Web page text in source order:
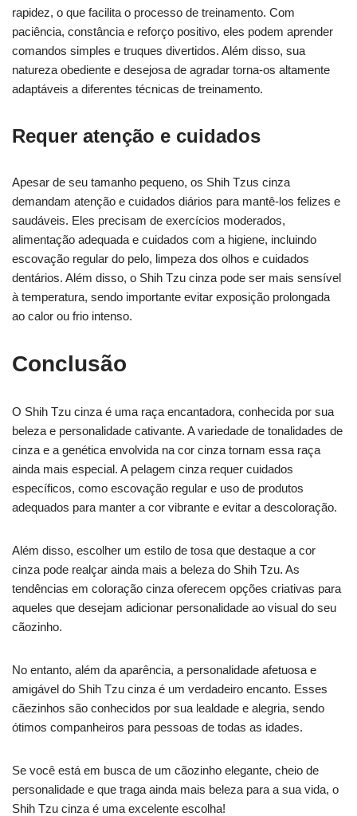
rapidez, o que facilita o processo de treinamento. Com
paciência, constância e reforço positivo, eles podem aprender
comandos simples e truques divertidos. Além disso, sua
natureza obediente e desejosa de agradar torna-os altamente
adaptáveis a diferentes técnicas de treinamento.
Requer atenção e cuidados
Apesar de seu tamanho pequeno, os Shih Tzus cinza
demandam atenção e cuidados diários para mantê-los felizes e
saudáveis. Eles precisam de exercícios moderados,
alimentação adequada e cuidados com a higiene, incluindo
escovação regular do pelo, limpeza dos olhos e cuidados
dentários. Além disso, o Shih Tzu cinza pode ser mais sensível
à temperatura, sendo importante evitar exposição prolongada
ao calor ou frio intenso.
Conclusão
O Shih Tzu cinza é uma raça encantadora, conhecida por sua
beleza e personalidade cativante. A variedade de tonalidades de
cinza e a genética envolvida na cor cinza tornam essa raça
ainda mais especial. A pelagem cinza requer cuidados
específicos, como escovação regular e uso de produtos
adequados para manter a cor vibrante e evitar a descoloração.
Além disso, escolher um estilo de tosa que destaque a cor
cinza pode realçar ainda mais a beleza do Shih Tzu. As
tendências em coloração cinza oferecem opções criativas para
aqueles que desejam adicionar personalidade ao visual do seu
cãozinho.
No entanto, além da aparência, a personalidade afetuosa e
amigável do Shih Tzu cinza é um verdadeiro encanto. Esses
cãezinhos são conhecidos por sua lealdade e alegria, sendo
ótimos companheiros para pessoas de todas as idades.
Se você está em busca de um cãozinho elegante, cheio de
personalidade e que traga ainda mais beleza para a sua vida, o
Shih Tzu cinza é uma excelente escolha!